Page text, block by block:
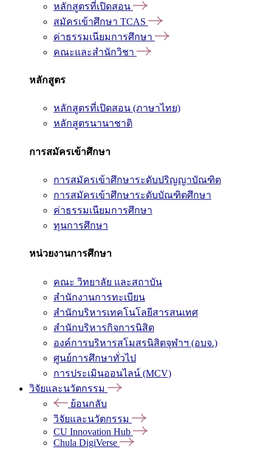
หลักสูตรที่เปิดสอน
สมัครเข้าศึกษา TCAS
ค่าธรรมเนียมการศึกษา
คณะและสำนักวิชา
หลักสูตร
หลักสูตรที่เปิดสอน (ภาษาไทย)
หลักสูตรนานาชาติ
การสมัครเข้าศึกษา
การสมัครเข้าศึกษาระดับปริญญาบัณฑิต
การสมัครเข้าศึกษาระดับบัณฑิตศึกษา
ค่าธรรมเนียมการศึกษา
ทุนการศึกษา
หน่วยงานการศึกษา
คณะ วิทยาลัย และสถาบัน
สำนักงานการทะเบียน
สำนักบริหารเทคโนโลยีสารสนเทศ
สำนักบริหารกิจการนิสิต
องค์การบริหารสโมสรนิสิตจุฬาฯ (อบจ.)
ศูนย์การศึกษาทั่วไป
การประเมินออนไลน์ (MCV)
วิจัยและนวัตกรรม
ย้อนกลับ
วิจัยและนวัตกรรม
CU Innovation Hub
Chula DigiVerse